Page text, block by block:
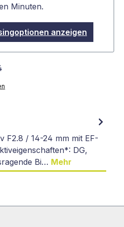
Minuten.
anzeigen
F2.8 / 14-24 mm mit EF-
DG,
Bi… Mehr